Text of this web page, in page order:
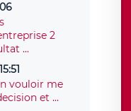
2
...
vouloir me
et ...